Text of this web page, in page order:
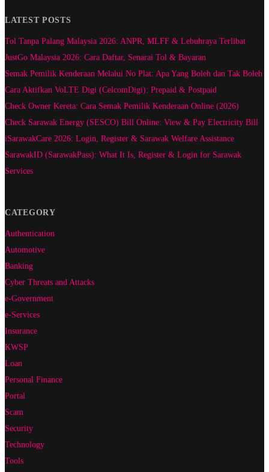
LATEST POSTS
Tol Tanpa Palang Malaysia 2026: ANPR, MLFF & Lebuhraya Terlibat
JustGo Malaysia 2026: Cara Daftar, Senarai Tol & Bayaran
Semak Pemilik Kenderaan Melalui No Plat: Apa Yang Boleh dan Tak Boleh
Cara Aktifkan VoLTE Digi (CelcomDigi): Prepaid & Postpaid
Check Owner Kereta: Cara Semak Pemilik Kenderaan Online (2026)
Check Sarawak Energy (SESCO) Bill Online: View & Pay Electricity Bill
iSarawakCare 2026: Login, Register & Sarawak Welfare Assistance
SarawakID (SarawakPass): What It Is, Register & Login for Sarawak
Services
CATEGORY
Authentication
Automotive
Banking
Cyber Threats and Attacks
e-Government
e-Services
Insurance
KWSP
Loan
Personal Finance
Portal
Scam
Security
Technology
Tools